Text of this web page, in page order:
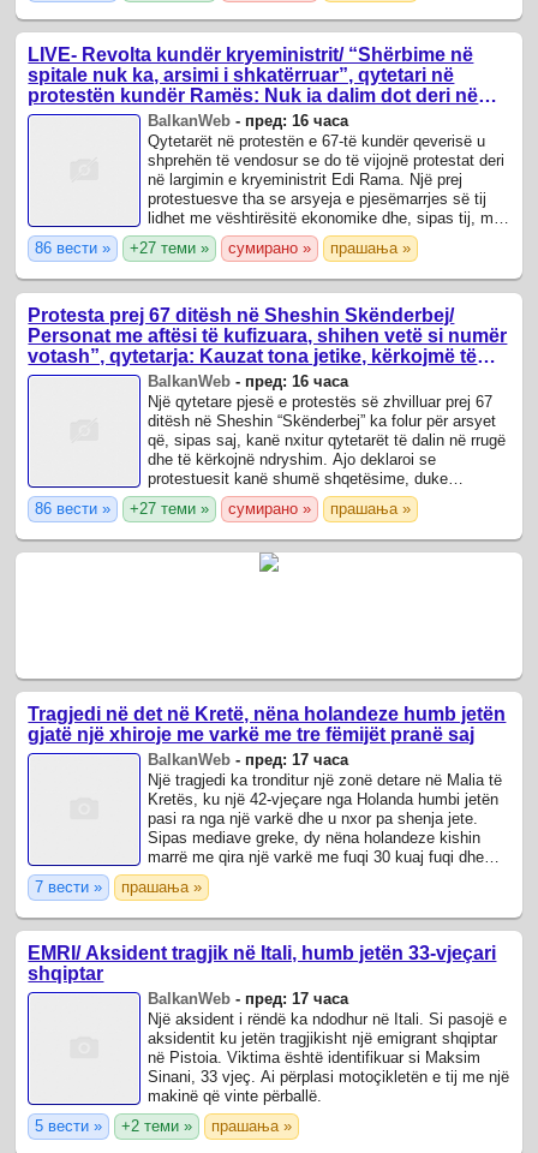
LIVE- Revolta kundër kryeministrit/ “Shërbime në
spitale nuk ka, arsimi i shkatërruar”, qytetari në
protestën kundër Ramës: Nuk ia dalim dot deri në
fund të muajitBalkanWeb - пред: 16 часа
Qytetarët në protestën e 67-të kundër qeverisë u
shprehën të vendosur se do të vijojnë protestat deri
në largimin e kryeministrit Edi Rama. Një prej
protestuesve tha se arsyeja e pjesëmarrjes së tij
lidhet me vështirësitë ekonomike dhe, sipas tij, me
gjendjen e shërbimeve ...
86 вести » +27 теми » сумирано » прашања »
Protesta prej 67 ditësh në Sheshin Skënderbej/
Personat me aftësi të kufizuara, shihen vetë si numër
votash”, qytetarja: Kauzat tona jetike, kërkojmë të
drejtat tona
BalkanWeb - пред: 16 часа
Një qytetare pjesë e protestës së zhvilluar prej 67
ditësh në Sheshin “Skënderbej” ka folur për arsyet
që, sipas saj, kanë nxitur qytetarët të dalin në rrugë
dhe të kërkojnë ndryshim. Ajo deklaroi se
protestuesit kanë shumë shqetësime, duke
përmendur korrupsionin, keqmenaxhimin ...
86 вести » +27 теми » сумирано » прашања »
Tragjedi në det në Kretë, nëna holandeze humb jetën
gjatë një xhiroje me varkë me tre fëmijët pranë saj
BalkanWeb - пред: 17 часа
Një tragjedi ka tronditur një zonë detare në Malia të
Kretës, ku një 42-vjeçare nga Holanda humbi jetën
pasi ra nga një varkë dhe u nxor pa shenja jete.
Sipas mediave greke, dy nëna holandeze kishin
marrë me qira një varkë me fuqi 30 kuaj fuqi dhe
kishin dalë për lundrim së ...
7 вести » прашања »
EMRI/ Aksident tragjik në Itali, humb jetën 33-vjeçari
shqiptar
BalkanWeb - пред: 17 часа
Një aksident i rëndë ka ndodhur në Itali. Si pasojë e
aksidentit ku jetën tragjikisht një emigrant shqiptar
në Pistoia. Viktima është identifikuar si Maksim
Sinani, 33 vjeç. Ai përplasi motoçikletën e tij me një
makinë që vinte përballë.
5 вести »
+2 теми » прашања »